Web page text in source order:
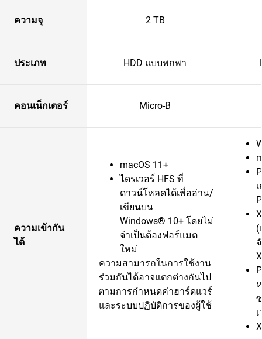
ความจุ 2 TB
ประเภท HDD แบบพกพา
คอนเน็กเตอร์ Micro-B
ความเข้ากัน
ได้
macOS 11+
ไดรเวอร์ HFS ที่
ดาวน์โหลดได้เพื่ออ่าน/
เขียนบน
Windows® 10+ โดยไม่
จำเป็นต้องฟอร์แมต
ใหม่
ความสามารถในการใช้งาน
ร่วมกันได้อาจแตกต่างกันไป
ตามการกำหนดค่าฮาร์ดแวร์
และระบบปฏิบัติการของผู้ใช้
(